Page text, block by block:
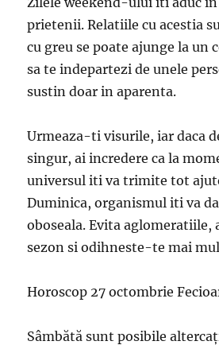
prietenii. Relatiile cu acestia
cu greu se poate ajunge la un
sa te indepartezi de unele
sustin doar in aparenta.
Urmeaza-ti visurile, iar daca
singur, ai incredere ca la
universul iti va trimite tot
Duminica, organismul iti va
oboseala. Evita aglomeratiile,
sezon si odihneste-te mai
Horoscop 27 octombrie
Sâmbătă sunt posibile